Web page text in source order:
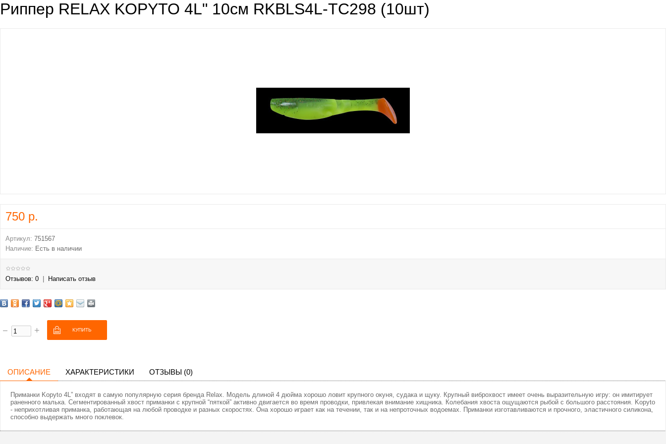
Риппер RELAX KOPYTO 4L" 10см RKBLS4L-TC298 (10шт)
750 р.
Артикул: 751567
Наличие: Есть в наличии
Отзывов: 0 Написать отзыв
ОПИСАНИЕ ХАРАКТЕРИСТИКИ ОТЗЫВЫ (0)
Приманки Kopyto 4L” входят в самую популярную серия бренда Relax. Модель длиной 4 дюйма хорошо ловит крупного окуня, судака и щуку. Крупный виброхвост имеет очень выразительную игру: он имитирует
раненного малька. Сегментированный хвост приманки с крупной “пяткой” активно двигается во время проводки, привлекая внимание хищника. Колебания хвоста ощущаются рыбой с большого расстояния. Kopyto
- неприхотливая приманка, работающая на любой проводке и разных скоростях. Она хорошо играет как на течении, так и на непроточных водоемах. Приманки изготавливаются и прочного, эластичного силикона,
способно выдержать много поклевок.